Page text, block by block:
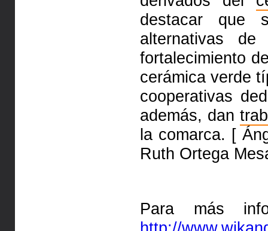
destacar
alternativas
fortalecimiento
cerámica verde
cooperativas
además, dan
la comarca. [
Ruth Ortega
Para más